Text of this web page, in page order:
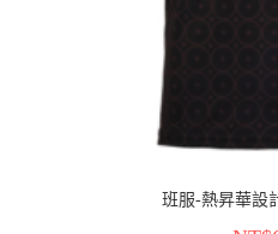
班服-熱昇華設